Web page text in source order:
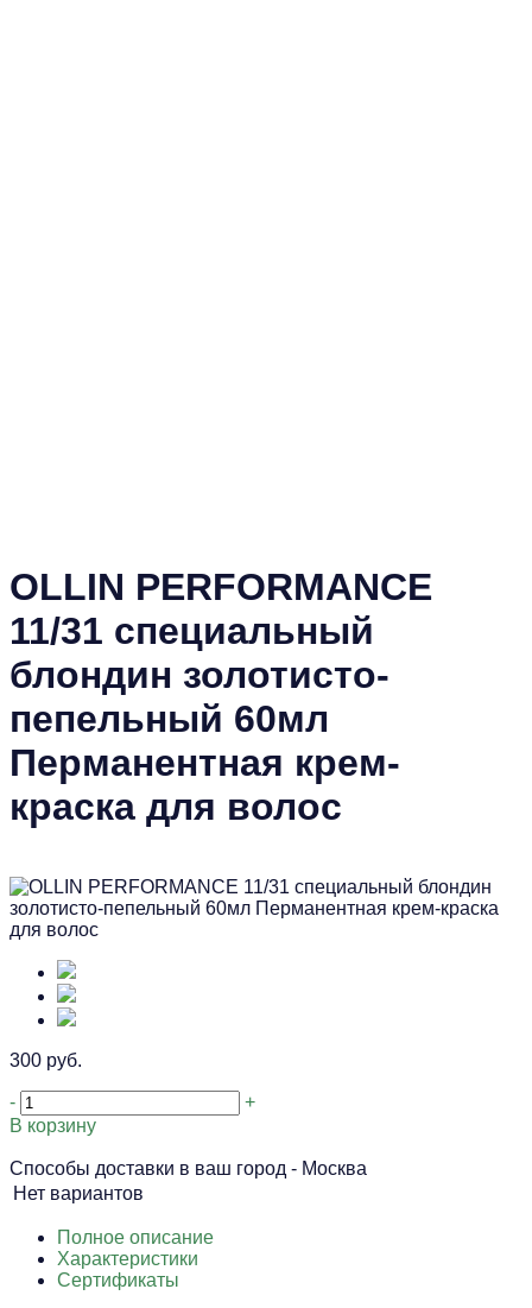
OLLIN PERFORMANCE
11/31 специальный
блондин золотисто-
пепельный 60мл
Перманентная крем-
краска для волос
300 руб.
-
+
В корзину
Способы доставки в ваш город - Москва
Нет вариантов
Полное описание
Характеристики
Сертификаты